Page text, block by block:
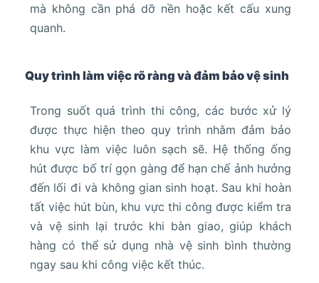
mà không cần phá dỡ nền hoặc kết cấu xung
quanh.
Quy trình làm việc rõ ràng và đảm bảo vệ sinh
Trong suốt quá trình thi công, các bước xử lý
được thực hiện theo quy trình nhằm đảm bảo
khu vực làm việc luôn sạch sẽ. Hệ thống ống
hút được bố trí gọn gàng để hạn chế ảnh hưởng
đến lối đi và không gian sinh hoạt. Sau khi hoàn
tất việc hút bùn, khu vực thi công được kiểm tra
và vệ sinh lại trước khi bàn giao, giúp khách
hàng có thể sử dụng nhà vệ sinh bình thường
ngay sau khi công việc kết thúc.